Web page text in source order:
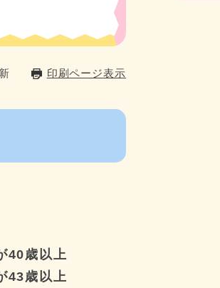
印刷ページ表示
40歳以上
43歳以上